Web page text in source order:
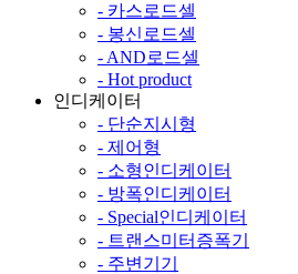
- 카스로드셀
- 봉신로드셀
- AND로드셀
- Hot product
인디케이터
- 단순지시형
- 제어형
- 소형인디케이터
- 방폭인디케이터
- Special인디케이터
- 트랜스미터증폭기
- 주변기기